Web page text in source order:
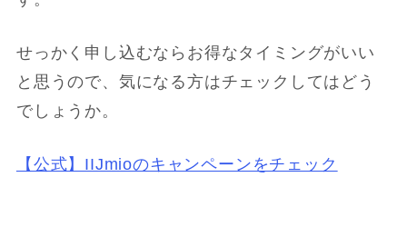
せっかく申し込むならお得なタイミングがいい
と思うので、気になる方はチェックしてはどう
でしょうか。
【公式】IIJmioのキャンペーンをチェック